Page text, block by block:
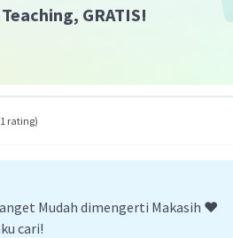
GRATIS!
1 rating)
Mudah dimengerti Makasih ❤️
cari!